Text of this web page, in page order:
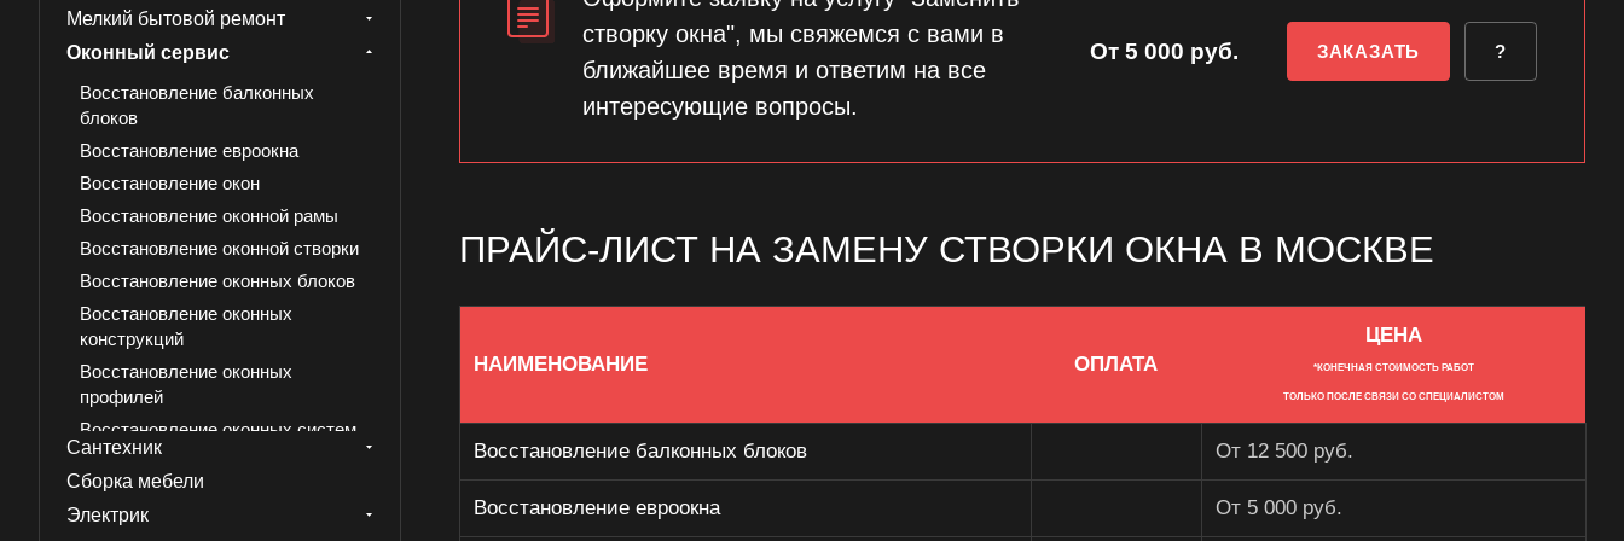
створку окна", мы свяжемся с вами в
ближайшее время и ответим на все
интересующие вопросы.
От 5 000 руб. ЗАКАЗАТЬ ?
ПРАЙС-ЛИСТ НА ЗАМЕНУ СТВОРКИ ОКНА В МОСКВЕ
НАИМЕНОВАНИЕ ОПЛАТА
ЦЕНА
*КОНЕЧНАЯ СТОИМОСТЬ РАБОТ
ТОЛЬКО ПОСЛЕ СВЯЗИ СО СПЕЦИАЛИСТОМ
Восстановление балконных блоков От 12 500 руб.
Восстановление евроокна От 5 000 руб.
Мелкий бытовой ремонт
Оконный сервис
Восстановление балконных
блоков
Восстановление евроокна
Восстановление окон
Восстановление оконной рамы
Восстановление оконной створки
Восстановление оконных блоков
Восстановление оконных
конструкций
Восстановление оконных
профилей
Восстановление оконных систем
Восстановление светопрозрачных
конструкций
Сантехник
Сборка мебели
Электрик